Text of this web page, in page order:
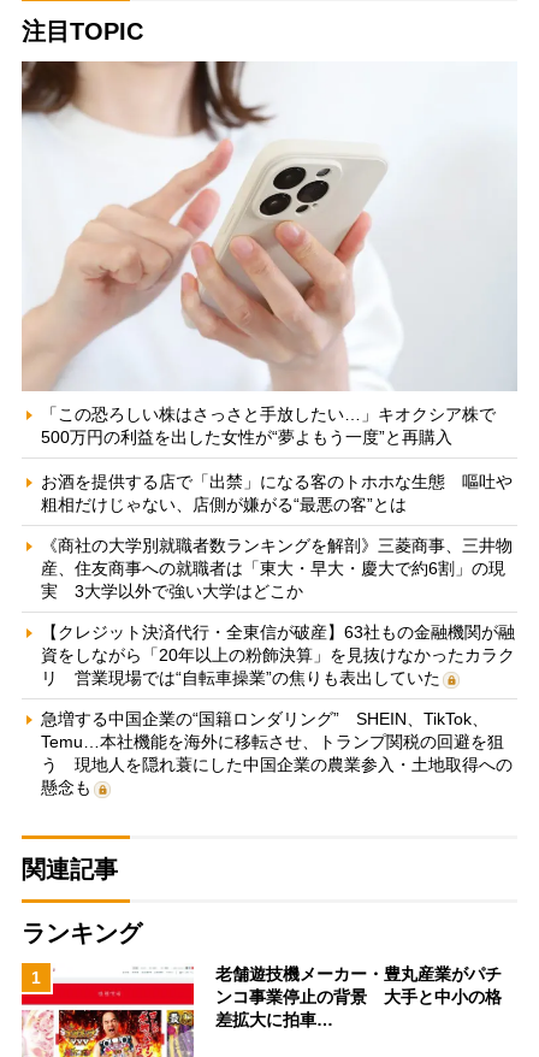
注目TOPIC
「この恐ろしい株はさっさと手放したい…」キオクシア株で
500万円の利益を出した女性が“夢よもう一度”と再購入
お酒を提供する店で「出禁」になる客のトホホな生態 嘔吐や
粗相だけじゃない、店側が嫌がる“最悪の客”とは
《商社の大学別就職者数ランキングを解剖》三菱商事、三井物
産、住友商事への就職者は「東大・早大・慶大で約6割」の現
実 3大学以外で強い大学はどこか
【クレジット決済代行・全東信が破産】63社もの金融機関が融
資をしながら「20年以上の粉飾決算」を見抜けなかったカラク
リ 営業現場では“自転車操業”の焦りも表出していた
急増する中国企業の“国籍ロンダリング” SHEIN、TikTok、
Temu…本社機能を海外に移転させ、トランプ関税の回避を狙
う 現地人を隠れ蓑にした中国企業の農業参入・土地取得への
懸念も
関連記事
ランキング
1
老舗遊技機メーカー・豊丸産業がパチ
ンコ事業停止の背景 大手と中小の格
差拡大に拍車…